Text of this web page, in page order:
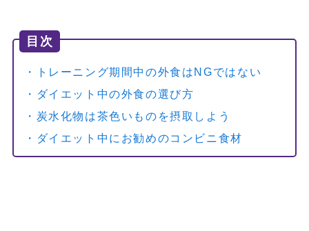
目次
・トレーニング期間中の外食はNGではない
・ダイエット中の外食の選び方
・炭水化物は茶色いものを摂取しよう
・ダイエット中にお勧めのコンビニ食材